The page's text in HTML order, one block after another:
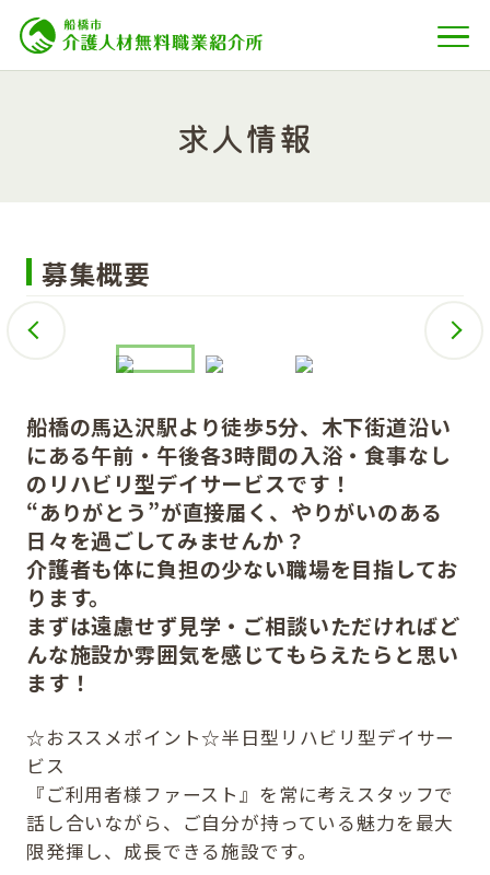
求人情報
募集概要
船橋の馬込沢駅より徒歩5分、木下街道沿い
にある午前・午後各3時間の入浴・食事なし
のリハビリ型デイサービスです！
“ありがとう”が直接届く、やりがいのある
日々を過ごしてみませんか？
介護者も体に負担の少ない職場を目指してお
ります。
まずは遠慮せず見学・ご相談いただければど
んな施設か雰囲気を感じてもらえたらと思い
ます！
☆おススメポイント☆半日型リハビリ型デイサー
ビス
『ご利用者様ファースト』を常に考えスタッフで
話し合いながら、ご自分が持っている魅力を最大
限発揮し、成長できる施設です。